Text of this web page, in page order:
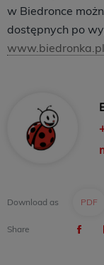
w Biedronce
dostępnych po
Download as PDF
Share